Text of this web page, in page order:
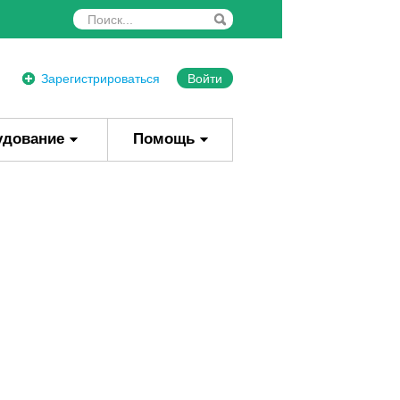
Зарегистрироваться Войти
Помощь